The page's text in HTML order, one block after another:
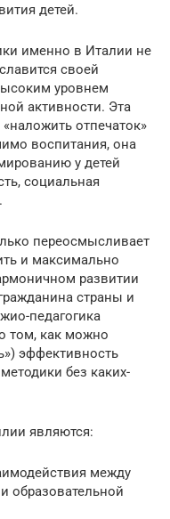
детей.
именно в Италии не
своей
уровнем
активности. Эта
отпечаток»
воспитания, она
у детей
социальная
переосмысливает
и максимально
развитии
страны и
педагогика
том, как можно
эффективность
без каких-
являются:
между
образовательной